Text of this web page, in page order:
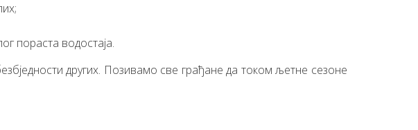
пораста водостаја.
других. Позивамо све грађане да током љетне сезоне